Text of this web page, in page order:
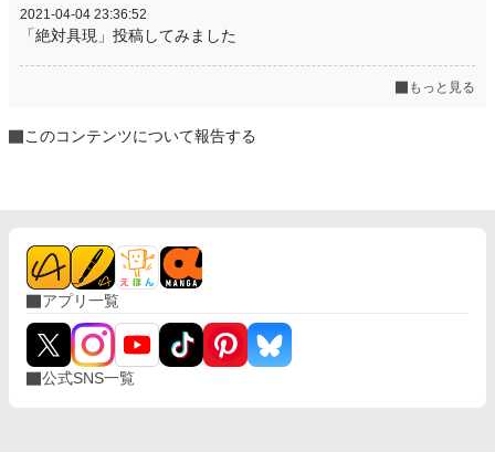
2021-04-04 23:36:52
「絶対具現」投稿してみました
もっと見る
このコンテンツについて報告する
アプリ一覧
公式SNS一覧